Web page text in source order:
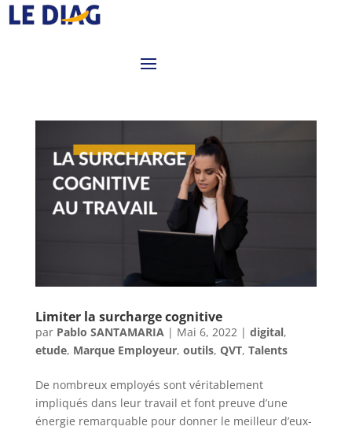
Limiter la surcharge cognitive
par Pablo SANTAMARIA | Mai 6, 2022 | digital,
etude, Marque Employeur, outils, QVT, Talents
De nombreux employés sont véritablement
impliqués dans leur travail et font preuve d’une
énergie remarquable pour donner le meilleur d’eux-